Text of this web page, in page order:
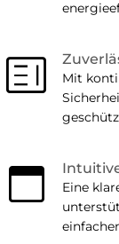
Clarify
Mit
ad
Eine